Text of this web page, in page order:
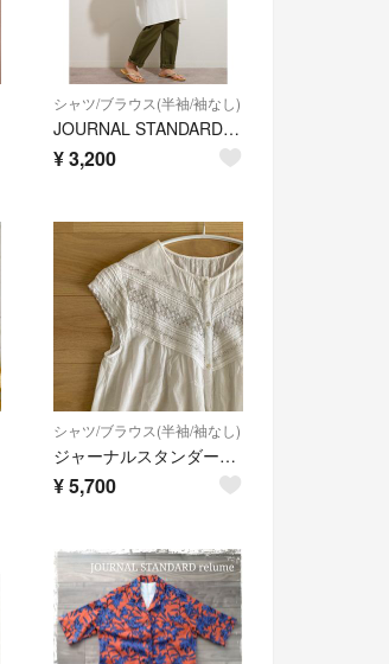
シャツ/ブラウス(半袖/袖なし)
JOURNAL STANDARD relumeシャツワンピース
¥3,200
シャツ/ブラウス(半袖/袖なし)
ジャーナルスタンダード レリューム アンティークレースブラウス フレンチスリーブ
¥5,700